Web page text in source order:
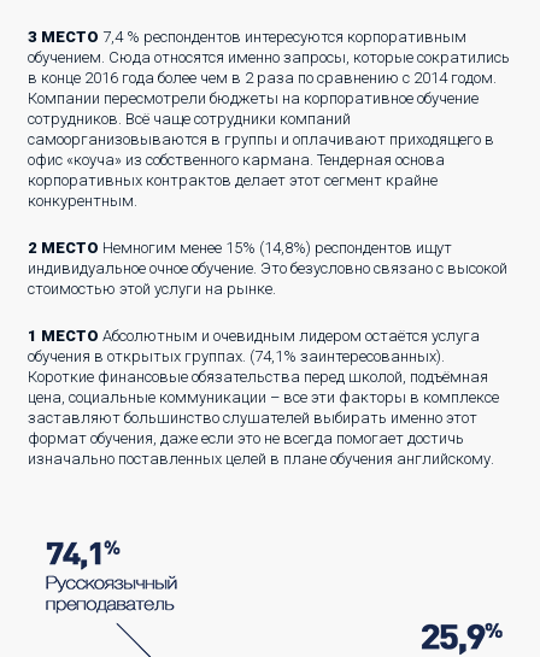
3 МЕСТО 7,4 % респондентов интересуются корпоративным
обучением. Сюда относятся именно запросы, которые сократились
в конце 2016 года более чем в 2 раза по сравнению с 2014 годом.
Компании пересмотрели бюджеты на корпоративное обучение
сотрудников. Всё чаще сотрудники компаний
самоорганизовываются в группы и оплачивают приходящего в
офис «коуча» из собственного кармана. Тендерная основа
корпоративных контрактов делает этот сегмент крайне
конкурентным.
2 МЕСТО Немногим менее 15% (14,8%) респондентов ищут
индивидуальное очное обучение. Это безусловно связано с высокой
стоимостью этой услуги на рынке.
1 МЕСТО Абсолютным и очевидным лидером остаётся услуга
обучения в открытых группах. (74,1% заинтересованных).
Короткие финансовые обязательства перед школой, подъёмная
цена, социальные коммуникации – все эти факторы в комплексе
заставляют большинство слушателей выбирать именно этот
формат обучения, даже если это не всегда помогает достичь
изначально поставленных целей в плане обучения английскому.